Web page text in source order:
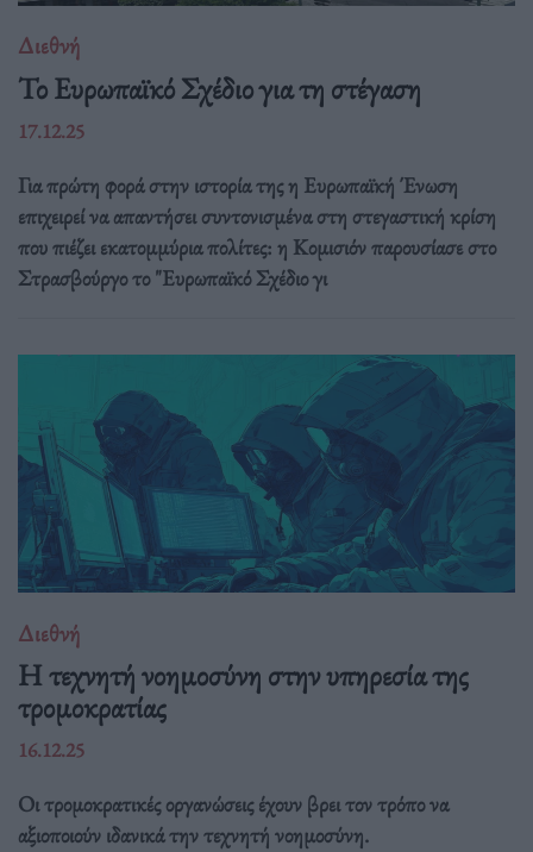
Διεθνή
Το Ευρωπαϊκό Σχέδιο για τη στέγαση
17.12.25
Για πρώτη φορά στην ιστορία της η Ευρωπαϊκή Ένωση
επιχειρεί να απαντήσει συντονισμένα στη στεγαστική κρίση
που πιέζει εκατομμύρια πολίτες: η Κομισιόν παρουσίασε στο
Στρασβούργο το "Ευρωπαϊκό Σχέδιο γι
Διεθνή
Η τεχνητή νοημοσύνη στην υπηρεσία της
τρομοκρατίας
16.12.25
Οι τρομοκρατικές οργανώσεις έχουν βρει τον τρόπο να
αξιοποιούν ιδανικά την τεχνητή νοημοσύνη.